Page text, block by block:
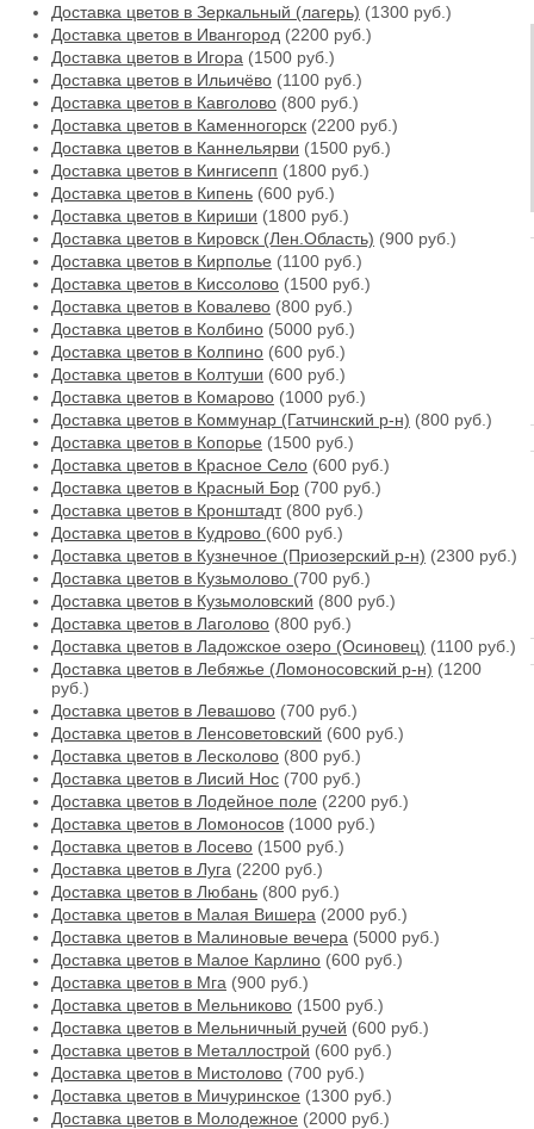
Доставка цветов в Зеркальный (лагерь) (1300 руб.)
Доставка цветов в Ивангород (2200 руб.)
Доставка цветов в Игора (1500 руб.)
Доставка цветов в Ильичёво (1100 руб.)
Доставка цветов в Кавголово (800 руб.)
Доставка цветов в Каменногорск (2200 руб.)
Доставка цветов в Каннельярви (1500 руб.)
Доставка цветов в Кингисепп (1800 руб.)
Доставка цветов в Кипень (600 руб.)
Доставка цветов в Кириши (1800 руб.)
Доставка цветов в Кировск (Лен.Область) (900 руб.)
Доставка цветов в Кирполье (1100 руб.)
Доставка цветов в Киссолово (1500 руб.)
Доставка цветов в Ковалево (800 руб.)
Доставка цветов в Колбино (5000 руб.)
Доставка цветов в Колпино (600 руб.)
Доставка цветов в Колтуши (600 руб.)
Доставка цветов в Комарово (1000 руб.)
Доставка цветов в Коммунар (Гатчинский р-н) (800 руб.)
Доставка цветов в Копорье (1500 руб.)
Доставка цветов в Красное Село (600 руб.)
Доставка цветов в Красный Бор (700 руб.)
Доставка цветов в Кронштадт(800 руб.)
Доставка цветов в Кудрово (600 руб.)
Доставка цветов в Кузнечное (Приозерский р-н) (2300 руб.)
Доставка цветов в Кузьмолово (700 руб.)
Доставка цветов в Кузьмоловский (800 руб.)
Доставка цветов в Лаголово (800 руб.)
Доставка цветов в Ладожское озеро (Осиновец) (1100 руб.)
Доставка цветов в Лебяжье (Ломоносовский р-н) (1200
руб.)
Доставка цветов в Левашово (700 руб.)
Доставка цветов в Ленсоветовский (600 руб.)
Доставка цветов в Лесколово (800 руб.)
Доставка цветов в Лисий Нос (700 руб.)
Доставка цветов в Лодейное поле (2200 руб.)
Доставка цветов в Ломоносов (1000 руб.)
Доставка цветов в Лосево (1500 руб.)
Доставка цветов в Луга (2200 руб.)
Доставка цветов в Любань (800 руб.)
Доставка цветов в Малая Вишера (2000 руб.)
Доставка цветов в Малиновые вечера (5000 руб.)
Доставка цветов в Малое Карлино (600 руб.)
Доставка цветов в Мга (900 руб.)
Доставка цветов в Мельниково (1500 руб.)
Доставка цветов в Мельничный ручей (600 руб.)
Доставка цветов в Металлострой (600 руб.)
Доставка цветов в Мистолово (700 руб.)
Доставка цветов в Мичуринское (1300 руб.)
Доставка цветов в Молодежное (2000 руб.)